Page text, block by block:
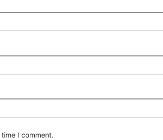
I comment.